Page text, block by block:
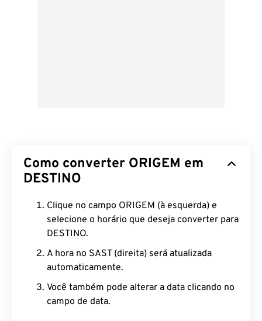
Como converter ORIGEM em
DESTINO
Clique no campo ORIGEM (à esquerda) e
selecione o horário que deseja converter para
DESTINO.
A hora no SAST (direita) será atualizada
automaticamente.
Você também pode alterar a data clicando no
campo de data.